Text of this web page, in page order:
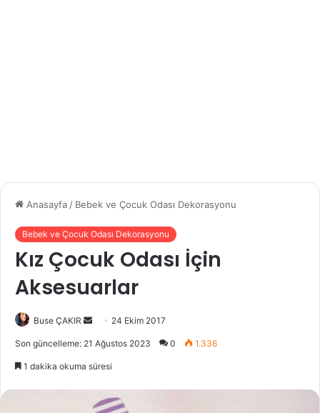
Anasayfa / Bebek ve Çocuk Odası Dekorasyonu
Bebek ve Çocuk Odası Dekorasyonu
Kız Çocuk Odası İçin
Aksesuarlar
Buse ÇAKIR
e
-
p
24 Ekim 2017
Son güncelleme: 21 Ağustos 2023 0 1.336
1 dakika okuma süresi